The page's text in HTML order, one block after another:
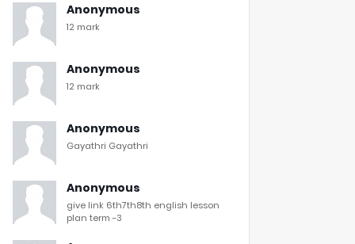
Anonymous
12 mark
Anonymous
12 mark
Anonymous
Gayathri Gayathri
Anonymous
give link 6th7th8th english lesson
plan term -3